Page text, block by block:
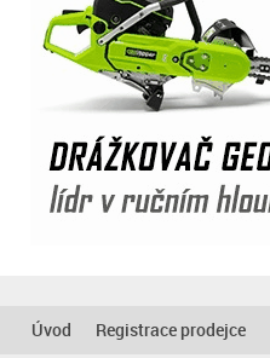
Úvod Registrace prodejce